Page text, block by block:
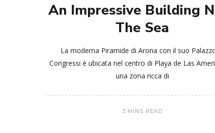
An Impressive Building
The Sea
La moderna Piramide di Arona con il suo
Congressi è ubicata nel centro di Playa de Las
una zona ricca di
3 MINS READ